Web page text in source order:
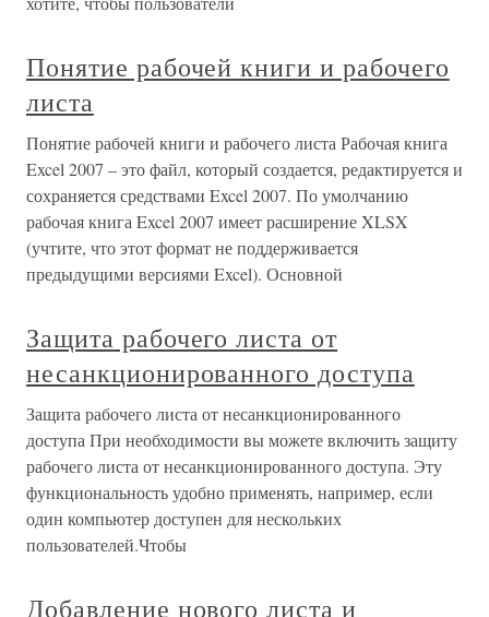
Понятие рабочей книги и рабочего
листа
Понятие рабочей книги и рабочего листа Рабочая книга
Excel 2007 – это файл, который создается, редактируется и
сохраняется средствами Excel 2007. По умолчанию
рабочая книга Excel 2007 имеет расширение XLSX
(учтите, что этот формат не поддерживается
предыдущими версиями Excel). Основной
Защита рабочего листа от
несанкционированного доступа
Защита рабочего листа от несанкционированного
доступа При необходимости вы можете включить защиту
рабочего листа от несанкционированного доступа. Эту
функциональность удобно применять, например, если
один компьютер доступен для нескольких
пользователей.Чтобы
Добавление нового листа и